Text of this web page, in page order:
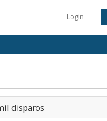
Login
disparos